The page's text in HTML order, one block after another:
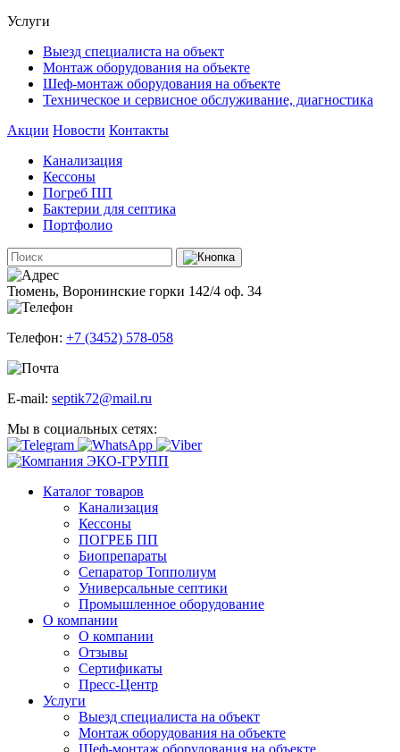
Услуги
Выезд специалиста на объект
Монтаж оборудования на объекте
Шеф-монтаж оборудования на объекте
Техническое и сервисное обслуживание, диагностика
Акции Новости Контакты
Канализация
Кессоны
Погреб ПП
Бактерии для септика
Портфолио
Тюмень, Воронинские горки 142/4 оф. 34
Телефон: +7 (3452) 578-058
E-mail: septik72@mail.ru
Мы в социальных сетях:
Каталог товаров
Канализация
Кессоны
ПОГРЕБ ПП
Биопрепараты
Сепаратор Топполиум
Универсальные септики
Промышленное оборудование
О компании
О компании
Отзывы
Сертификаты
Пресс-Центр
Услуги
Выезд специалиста на объект
Монтаж оборудования на объекте